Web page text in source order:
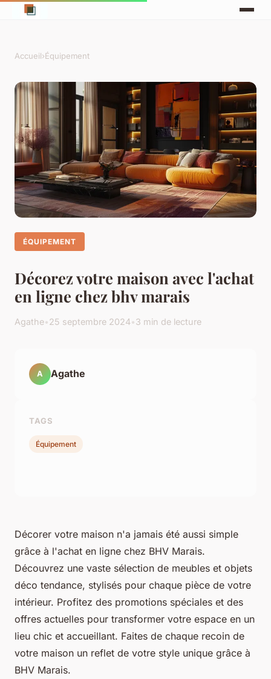
Accueil›Équipement
ÉQUIPEMENT
Décorez votre maison avec l'achat
en ligne chez bhv marais
Agathe•25 septembre 2024•3 min de lecture
Décorer votre maison n'a jamais été aussi simple
grâce à l'achat en ligne chez BHV Marais.
Découvrez une vaste sélection de meubles et objets
déco tendance, stylisés pour chaque pièce de votre
intérieur. Profitez des promotions spéciales et des
offres actuelles pour transformer votre espace en un
lieu chic et accueillant. Faites de chaque recoin de
votre maison un reflet de votre style unique grâce à
BHV Marais.
A Agathe
TAGS
Équipement